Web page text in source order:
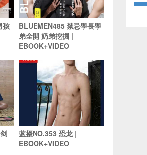
孩
BLUEMEN485 禁忌學長學
弟全開 奶弟挖掘 |
EBOOK+VIDEO
蓝摄NO.353 恐龙 |
EBOOK+VIDEO